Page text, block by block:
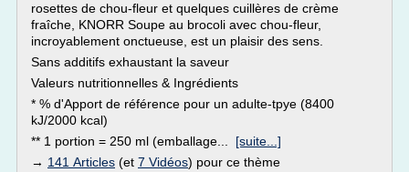
rosettes de chou-fleur et quelques cuillères de crème
fraîche, KNORR Soupe au brocoli avec chou-fleur,
incroyablement onctueuse, est un plaisir des sens.
Sans additifs exhaustant la saveur
Valeurs nutritionnelles & Ingrédients
* % d'Apport de référence pour un adulte-tpye (8400
kJ/2000 kcal)
** 1 portion = 250 ml (emballage... [suite...]
→ 141 Articles (et 7 Vidéos) pour ce thème